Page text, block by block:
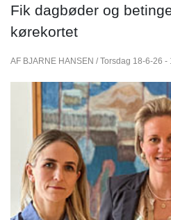
Fik dagbøder og
kørekortet
AF BJARNE HANSEN / Torsdag 18-6-26 -